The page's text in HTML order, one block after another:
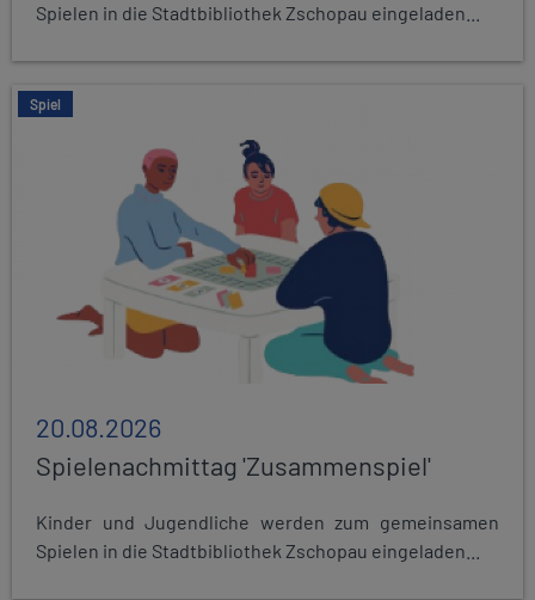
Spielen in die Stadtbibliothek Zschopau eingeladen...
Spiel
20.08.2026
Spielenachmittag 'Zusammenspiel'
Kinder und Jugendliche werden zum gemeinsamen
Spielen in die Stadtbibliothek Zschopau eingeladen...